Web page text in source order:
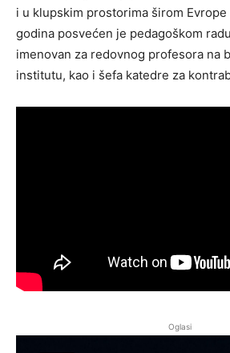
i u klupskim prostorima širom
godina posvećen je pedagoškom
imenovan za redovnog profesora na
institutu, kao i šefa katedre za
Oglasi